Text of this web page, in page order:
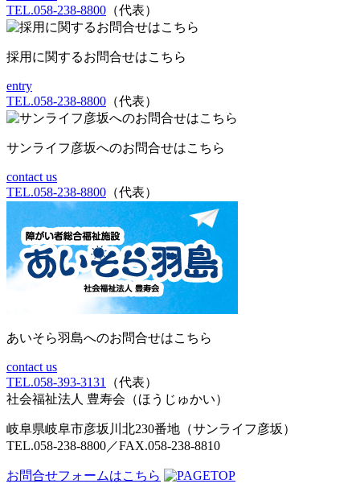
TEL.058-238-8800 （代表）
採用に関するお問合せはこちら
entry
TEL.058-238-8800 （代表）
サンライフ彦坂へのお問合せはこちら
contact us
TEL.058-238-8800 （代表）
あいそら羽島へのお問合せはこちら
contact us
TEL.058-393-3131
（代表）
社会福祉法人 豊寿会 （ほうじゅかい）
岐阜県岐阜市彦坂川北230番地（サンライフ彦坂）
TEL.058-238-8800／FAX.058-238-8810
お問合せフォームはこちら